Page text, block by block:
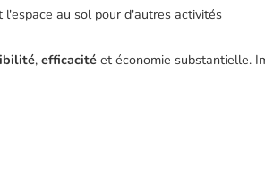
au sol pour d'autres activités
, efficacité et économie substantielle.